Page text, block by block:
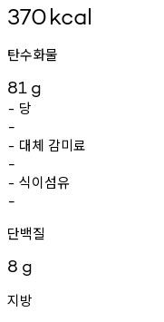
370kcal
탄수화물
81 g
- 당
-
- 대체 감미료
-
- 식이섬유
-
단백질
8 g
지방